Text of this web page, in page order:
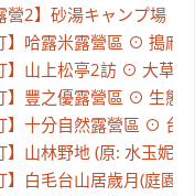
營2】砂湯キャンプ場
】哈露米露營區 ⊙ 搗麻
】山上松亭2訪 ⊙ 大草
】豐之優露營區 ⊙ 生態
】十分自然露營區 ⊙ 台
】山林野地 (原: 水玉妮
】白毛台山居歲月(庭園